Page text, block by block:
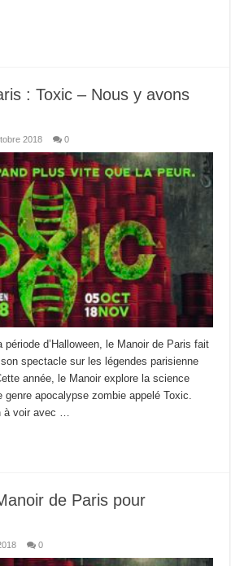
: Toxic – Nous y avons
2018 0
d’Halloween, le Manoir de Paris fait
spectacle sur les légendes parisienne
année, le Manoir explore la science
apocalypse zombie appelé Toxic.
à voir avec …
de Paris pour
0